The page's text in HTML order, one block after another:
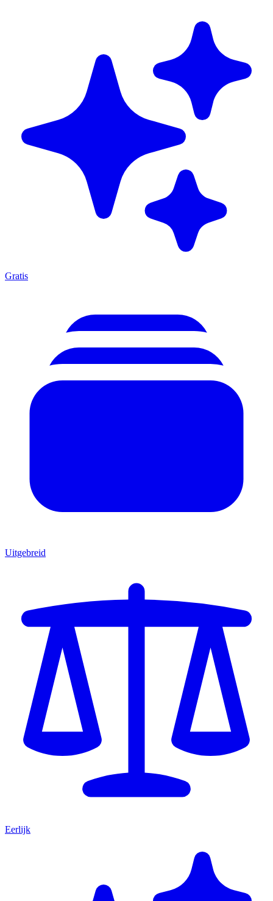
Gratis
Uitgebreid
Eerlijk